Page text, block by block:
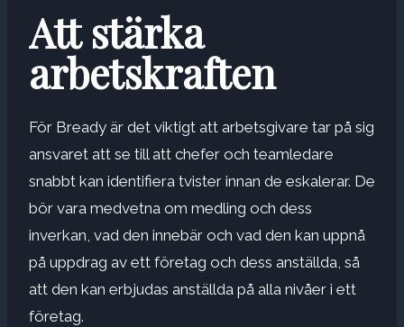
Att stärka
arbetskraften
För Bready är det viktigt att arbetsgivare tar på sig
ansvaret att se till att chefer och teamledare
snabbt kan identifiera tvister innan de eskalerar. De
bör vara medvetna om medling och dess
inverkan, vad den innebär och vad den kan uppnå
på uppdrag av ett företag och dess anställda, så
att den kan erbjudas anställda på alla nivåer i ett
företag.